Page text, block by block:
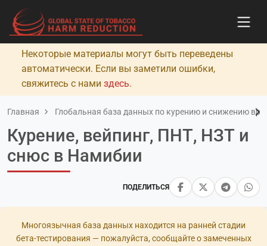
Некоторые материалы могут быть переведены
автоматически. Если вы заметили ошибки,
свяжитесь с нами здесь.
Главная Глобальная база данных по курению и снижению
ПОДЕЛИТЬСЯ
Курение, вейпинг, ПНТ, НЗТ и
снюс в Намибии
Многоязычная база данных находится на ранней стадии
бета-тестирования — пожалуйста, сообщайте о замеченных